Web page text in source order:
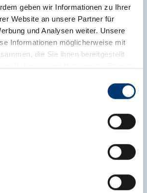
geben wir Informationen zu Ihrer
Website an unsere Partner für
und Analysen weiter. Unsere
Informationen möglicherweise mit
die Sie ihnen bereitgestellt
am Ziller
den newsletter